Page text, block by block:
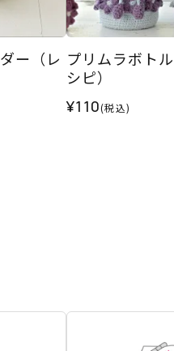
ー（レ プリムラボト
シピ）
¥110(税込)